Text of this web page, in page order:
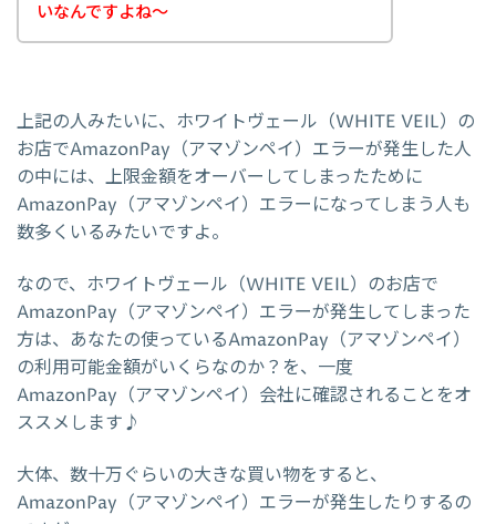
いなんですよね～
上記の人みたいに、ホワイトヴェール（WHITE VEIL）の
お店でAmazonPay（アマゾンペイ）エラーが発生した人
の中には、上限金額をオーバーしてしまったために
AmazonPay（アマゾンペイ）エラーになってしまう人も
数多くいるみたいですよ。
なので、ホワイトヴェール（WHITE VEIL）のお店で
AmazonPay（アマゾンペイ）エラーが発生してしまった
方は、あなたの使っているAmazonPay（アマゾンペイ）
の利用可能金額がいくらなのか？を、一度
AmazonPay（アマゾンペイ）会社に確認されることをオ
ススメします♪
大体、数十万ぐらいの大きな買い物をすると、
AmazonPay（アマゾンペイ）エラーが発生したりするの